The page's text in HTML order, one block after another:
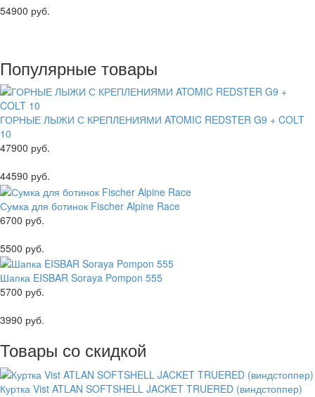
54900 руб.
Популярные товары
ГОРНЫЕ ЛЫЖИ С КРЕПЛЕНИЯМИ ATOMIC REDSTER G9 + COLT
10
47900 руб.
44590 руб.
Сумка для ботинок Fischer Alpine Race
6700 руб.
5500 руб.
Шапка EISBAR Soraya Pompon 555
5700 руб.
3990 руб.
Товары со скидкой
Куртка Vist ATLAN SOFTSHELL JACKET TRUERED (виндстоппер)